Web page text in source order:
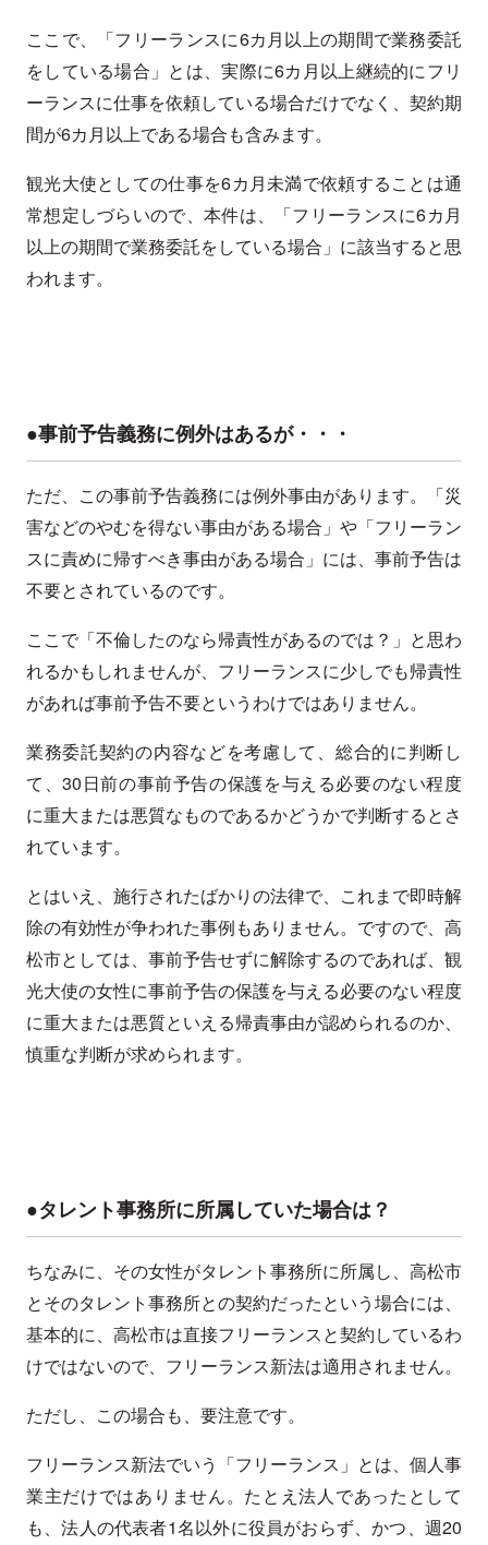
ここで、「フリーランスに6カ月以上の期間で業務委託
をしている場合」とは、実際に6カ月以上継続的にフリ
ーランスに仕事を依頼している場合だけでなく、契約期
間が6カ月以上である場合も含みます。
観光大使としての仕事を6カ月未満で依頼することは通
常想定しづらいので、本件は、「フリーランスに6カ月
以上の期間で業務委託をしている場合」に該当すると思
われます。
●事前予告義務に例外はあるが・・・
ただ、この事前予告義務には例外事由があります。「災
害などのやむを得ない事由がある場合」や「フリーラン
スに責めに帰すべき事由がある場合」には、事前予告は
不要とされているのです。
ここで「不倫したのなら帰責性があるのでは？」と思わ
れるかもしれませんが、フリーランスに少しでも帰責性
があれば事前予告不要というわけではありません。
業務委託契約の内容などを考慮して、総合的に判断し
て、30日前の事前予告の保護を与える必要のない程度
に重大または悪質なものであるかどうかで判断するとさ
れています。
とはいえ、施行されたばかりの法律で、これまで即時解
除の有効性が争われた事例もありません。ですので、高
松市としては、事前予告せずに解除するのであれば、観
光大使の女性に事前予告の保護を与える必要のない程度
に重大または悪質といえる帰責事由が認められるのか、
慎重な判断が求められます。
●タレント事務所に所属していた場合は？
ちなみに、その女性がタレント事務所に所属し、高松市
とそのタレント事務所との契約だったという場合には、
基本的に、高松市は直接フリーランスと契約しているわ
けではないので、フリーランス新法は適用されません。
ただし、この場合も、要注意です。
フリーランス新法でいう「フリーランス」とは、個人事
業主だけではありません。たとえ法人であったとして
も、法人の代表者1名以外に役員がおらず、かつ、週20